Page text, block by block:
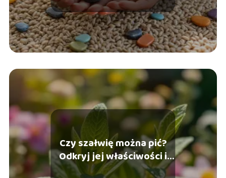
Czy szałwię można pić?
Odkryj jej właściwości i
przeciwwskazania